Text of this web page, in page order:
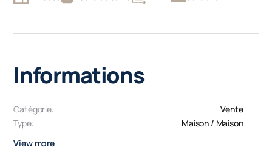
Informations
Catégorie:
Vente
Type:
Maison / Maison
View more